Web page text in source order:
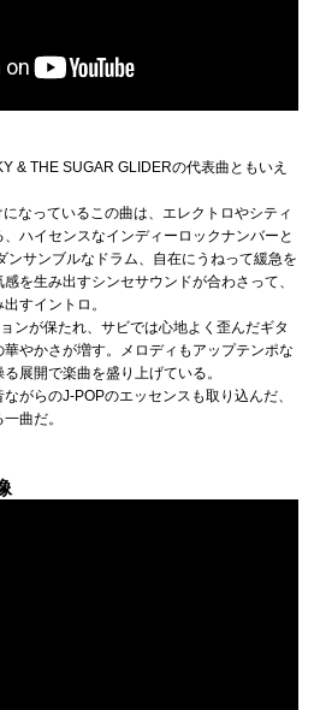
& THE SUGAR GLIDERの代表曲ともいえ
なっているこの曲は、エレクトロやシティ
ハイセンスなインディーロックナンバーと
ンサンブルなドラム、自在にうねって緩急を
を生み出すシンセサウンドが合わさって、
すイントロ。
ンが保たれ、サビでは心地よく歪んだギタ
やかさが増す。メロディもアップテンポな
展開で楽曲を盛り上げている。
がらのJ-POPのエッセンスも取り込んだ、
曲だ。